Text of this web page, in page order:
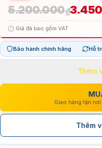
5.200.000₫
Giá
gốc
là:
5.200.000₫.
Giá
hiện
tại
3.450.000₫.
Giá đã bao gồm VAT
Bảo hành chính hãng Hỗ
Thêm
Giao hàng tận
Thêm